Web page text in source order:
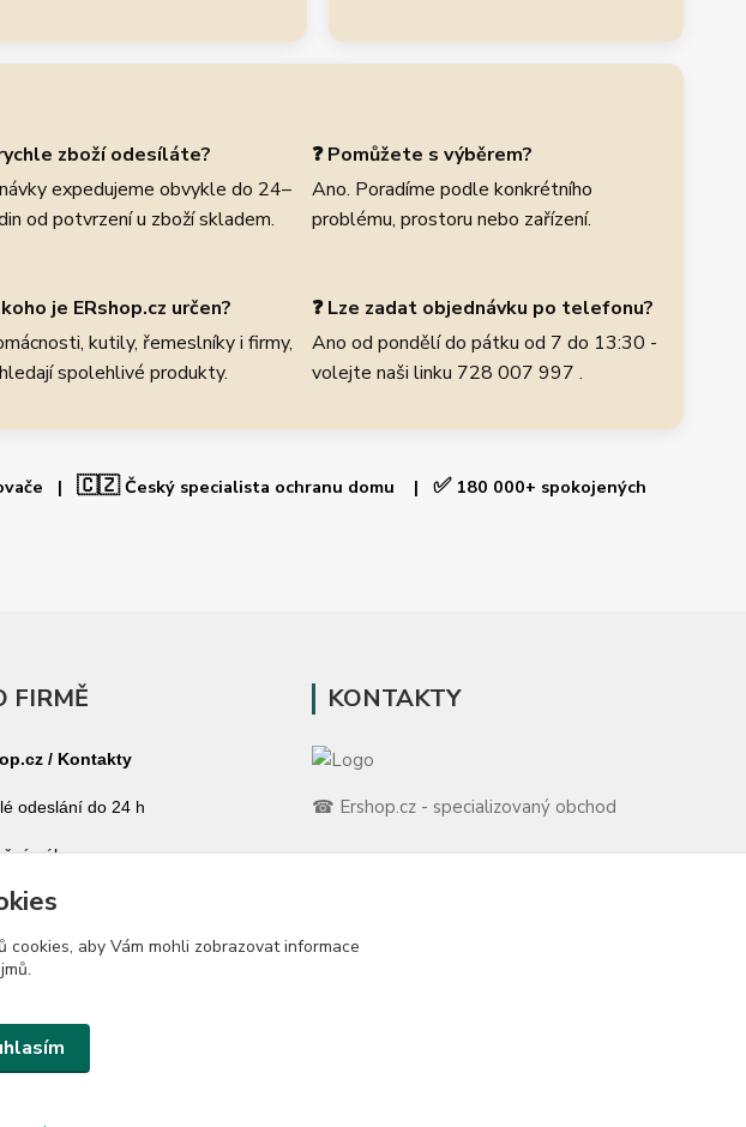
rychle zboží odesíláte?
expedujeme obvykle do 24–
od potvrzení u zboží skladem.
❓ Pomůžete s výběrem?
Ano. Poradíme podle konkrétního
problému, prostoru nebo zařízení.
koho je ERshop.cz určen?
kutily, řemeslníky i firmy,
spolehlivé produkty.
❓ Lze zadat objednávku po telefonu?
Ano od pondělí do pátku od 7 do 13:30 -
volejte naši linku 728 007 997 .
| 🇨🇿Český specialista ochranu domu | ✅180 000+ spokojených
FIRMĚ
/ Kontakty
odeslání do 24 h
nákup
spokojených zákazníků
specialista pro váš dům
KONTAKTY
☎ Ershop.cz - specializovaný obchod
cookies, aby Vám mohli zobrazovat informace